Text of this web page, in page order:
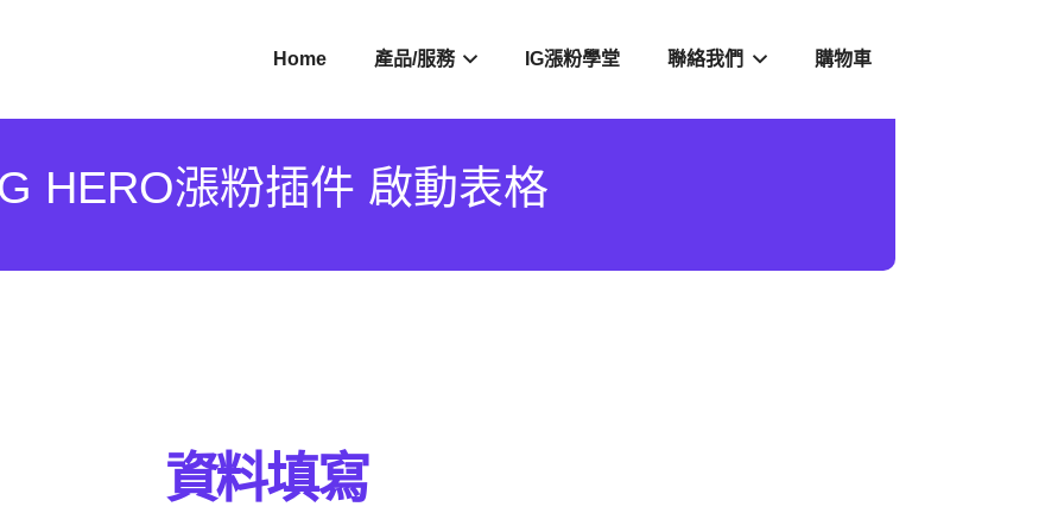
Home 產品/服務 IG漲粉學堂 聯絡我們 購物車
HERO漲粉插件 啟動表格
資料填寫